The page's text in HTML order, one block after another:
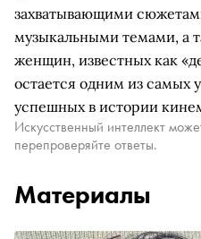
захватывающими
музыкальными темами, а
женщин, известных как
остается одним из самых
успешных в истории
Искусственный интеллект
перепроверяйте ответы.
Материалы